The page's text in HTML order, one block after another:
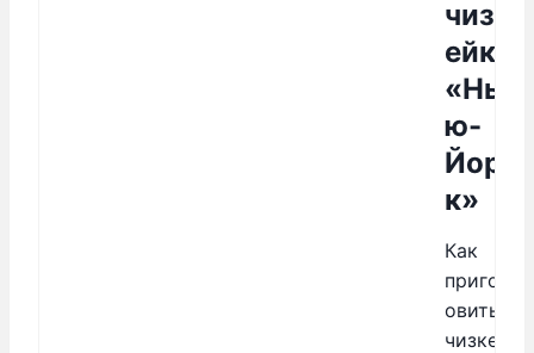
чизк
ейка
«Нь
ю-
Йор
к»
Как
пригот
овить
чизкей